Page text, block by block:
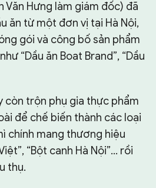
Văn Hưng làm giám đốc) đã
ăn từ một đơn vị tại Hà Nội,
gói và công bố sản phẩm
“Dầu ăn Boat Brand”, “Dầu
còn trộn phụ gia thực phẩm
để chế biến thành các loại
chính mang thương hiệu
“Bột canh Hà Nội”... rồi
thụ.